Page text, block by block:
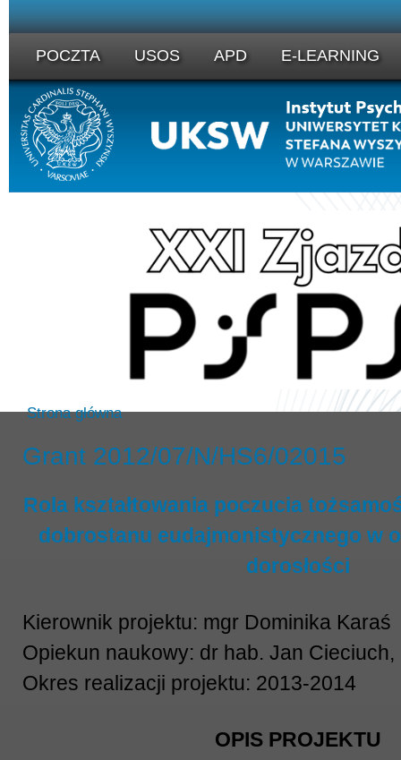
POCZTA USOS APD E-LEARNING
Strona główna
Grant 2012/07/N/HS6/02015
Rola kształtowania poczucia
dobrostanu eudajmonistycznego w
dorosłości
Kierownik projektu: mgr Dominika Karaś
Opiekun naukowy: dr hab. Jan Cieciuch,
Okres realizacji projektu: 2013-2014
OPIS PROJEKTU